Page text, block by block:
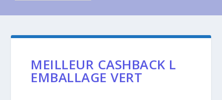
MEILLEUR CASHBACK L
EMBALLAGE VERT